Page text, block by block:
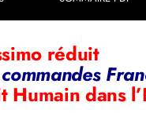
réduit
dans